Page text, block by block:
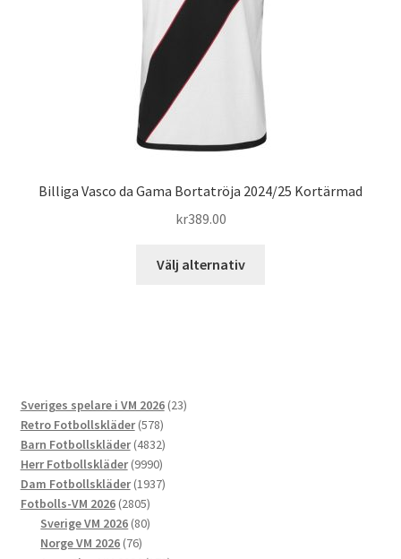
Billiga Vasco da Gama Bortatröja 2024/25 Kortärmad
kr389.00
Välj alternativ
Sveriges spelare i VM 2026 2323
Retro Fotbollskläder 578578
produkter
Barn Fotbollskläder 48324832
produkter
Herr Fotbollskläder 99909990
produkter
Dam Fotbollskläder 19371937
Fotbolls-VM 2026 28052805
produkter
Sverige VM 2026 8080
Norge VM 2026 7676